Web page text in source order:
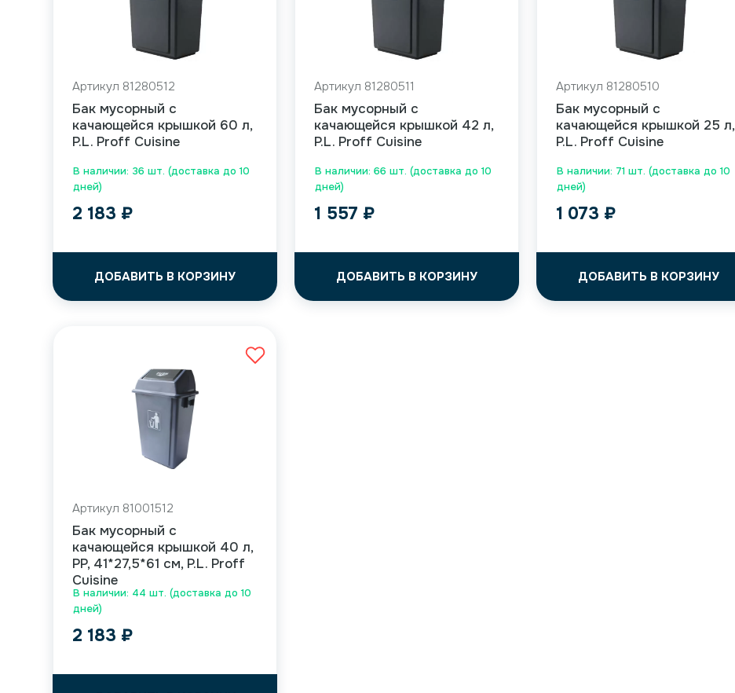
В наличии: 36 шт. (доставка до 10
дней)
Артикул 81280512
Бак мусорный с
качающейся крышкой 60 л,
P.L. Proff Cuisine
2 183 ₽
ДОБАВИТЬ В КОРЗИНУ
В наличии: 66 шт. (доставка до 10
дней)
Артикул 81280511
Бак мусорный с
качающейся крышкой 42 л,
P.L. Proff Cuisine
1 557 ₽
ДОБАВИТЬ В КОРЗИНУ
В наличии: 71 шт. (доставка до 10
дней)
Артикул 81280510
Бак мусорный с
качающейся крышкой 25 л,
P.L. Proff Cuisine
1 073 ₽
ДОБАВИТЬ В КОРЗИНУ
В наличии: 44 шт. (доставка до 10
дней)
Артикул 81001512
Бак мусорный с
качающейся крышкой 40 л,
PP, 41*27,5*61 см, P.L. Proff
Cuisine
2 183 ₽